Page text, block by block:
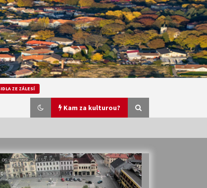
ZE ZÁLESÍ
Kam za kulturou?
Veselí muzikanti
30. 7. 2026